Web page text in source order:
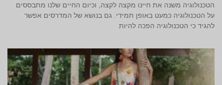
הטכנולוגיה משנה את חיינו מקצה לקצה, וכיום החיים שלנו מתבססים
על הטכנולוגיה כמעט באופן תמידי. גם בנושא של המדרסים אפשר
להגיד כי הטכנולוגיה הפכה להיות